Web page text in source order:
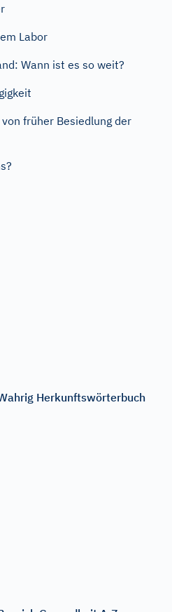
Labor
Wann ist es so weit?
früher Besiedlung der
Herkunftswörterbuch